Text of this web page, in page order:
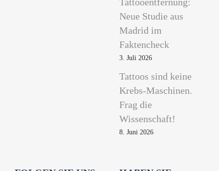
Neue Studie aus
Madrid im
Faktencheck
3. Juli 2026
Tattoos sind keine
Krebs-Maschinen.
Frag die
Wissenschaft!
8. Juni 2026